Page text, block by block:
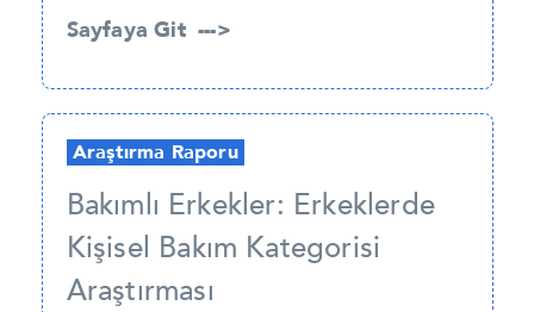
Sayfaya Git --->
Araştırma Raporu
Bakımlı Erkekler: Erkeklerde
Kişisel Bakım Kategorisi
Araştırması